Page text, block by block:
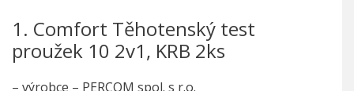
1. Comfort Těhotenský test
proužek 10 2v1, KRB 2ks
– výrobce – PERCOM spol. s r.o.